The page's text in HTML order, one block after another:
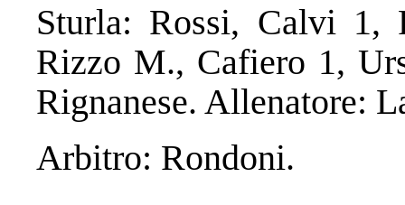
Sturla: Rossi, Calvi 1,
Rizzo M., Cafiero 1,
Rignanese. Allenatore:
Arbitro: Rondoni.